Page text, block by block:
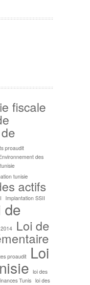
fiscale
proaudit
des
tunisie
actifs
Implantation SSII
de
Loi de
proaudit Loi
loi des
Tunis loi des